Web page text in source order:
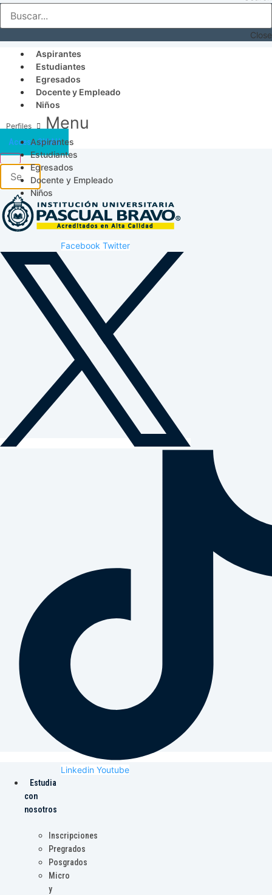
Close
Aspirantes
Estudiantes
Egresados
Docente y Empleado
Niños
Menu
Aspirantes
Estudiantes
Egresados
Docente y Empleado
Niños
Acceso SICAU
Facebook Twitter
Linkedin Youtube
Estudia
con
nosotros
Inscripciones
Pregrados
Posgrados
Micro
y